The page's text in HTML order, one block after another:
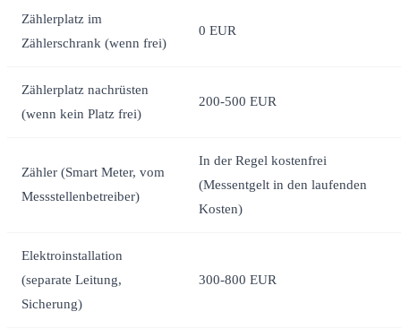
Zählerplatz im
Zählerschrank (wenn frei)
0 EUR
Zählerplatz nachrüsten
(wenn kein Platz frei)
200-500 EUR
Zähler (Smart Meter, vom
Messstellenbetreiber)
In der Regel kostenfrei
(Messentgelt in den laufenden
Kosten)
Elektroinstallation
(separate Leitung,
Sicherung)
300-800 EUR